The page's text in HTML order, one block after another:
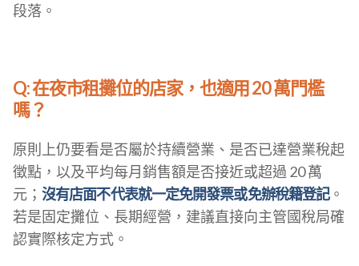
段落。
Q: 在夜市租攤位的店家，也適用 20 萬門檻
嗎？
原則上仍要看是否屬於持續營業、是否已達營業稅起
徵點，以及平均每月銷售額是否接近或超過 20 萬
元； 沒有店面不代表就一定免開發票或免辦稅籍登記。
若是固定攤位、長期經營，建議直接向主管國稅局確
認實際核定方式。